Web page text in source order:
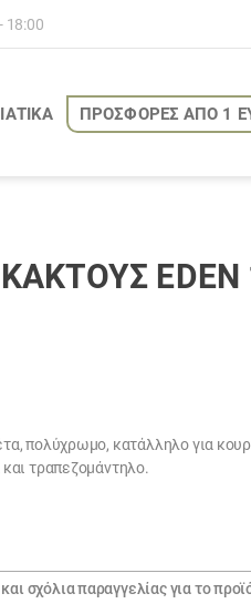
18:00
ΠΡΟΣΦΟΡΕΣ ΑΠΟ 1
EDEN
πολύχρωμο, κατάλληλο για
τραπεζομάντηλο.